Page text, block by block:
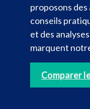
proposons
conseils
et des
marquent
Comparer